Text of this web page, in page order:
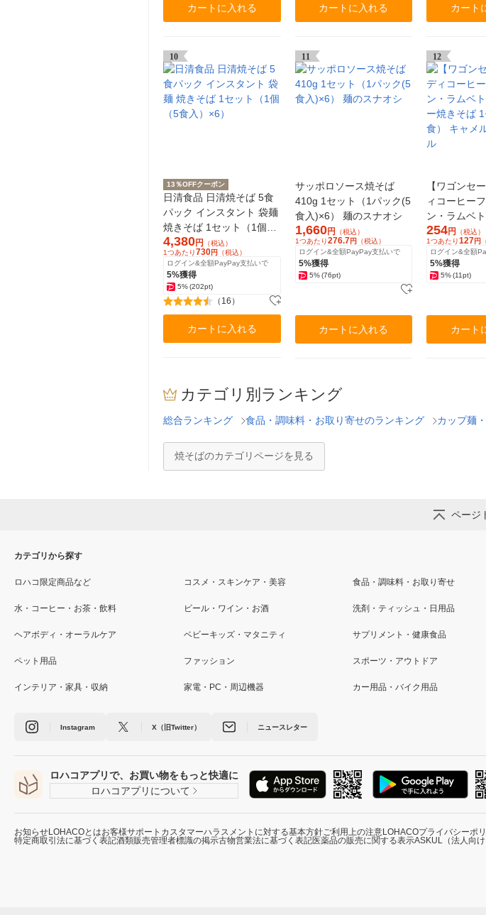
カートに入れる カートに入れる カート
10
13％OFFクーポン
日清食品 日清焼そば 5食
パック インスタント 袋麺
焼きそば 1セット（1個
（5食入）×6）
4,380円
（税込）
1つあたり730円 （税込）
ログイン&全額PayPay支払いで
5%獲得
5%(202pt)
（16）
カートに入れる
11
サッポロソース焼そば
410g 1セット（1パック(5
食入)×6） 麺のスナオシ
1,660円
（税込）
1つあたり276.7 円 （税込）
ログイン&全額PayPay支払いで
5%獲得
5% (76pt)
カートに入れる
12
【ワゴンセ
ィコーヒー
ン・ラムベ
ー焼きそば 1
食） キャメ
ル
254円
（税込）
1つあたり127円
ログイン&全額
5%獲得
5% (11pt)
カート
カテゴリ別ランキング
総合ランキング 食品・調味料・お取り寄せのランキング カップ麺
焼そばのカテゴリページを見る
ページ
カテゴリから探す
ロハコ限定商品など コスメ・スキンケア・美容 食品・調味料・お取り寄せ
水・コーヒー・お茶・飲料 ビール・ワイン・お酒 洗剤・ティッシュ・日用品
ヘアボディ・オーラルケア ベビーキッズ・マタニティ サプリメント・健康食品
ペット用品 ファッション スポーツ・アウトドア
インテリア・家具・収納 家電・PC・周辺機器 カー用品・バイク用品
Instagram X（旧Twitter） ニュースレター
ロハコアプリで、お買い物をもっと快適に
ロハコアプリについて
お知らせLOHACOとはお客様サポート カスタマーハラスメントに対する基本方針ご利用上の注意LOHACOプライバシーポ
特定商取引法に基づく表記酒類販売管理者標識の掲示古物営業法に基づく表記医薬品の販売に関する表示ASKUL（法人向け